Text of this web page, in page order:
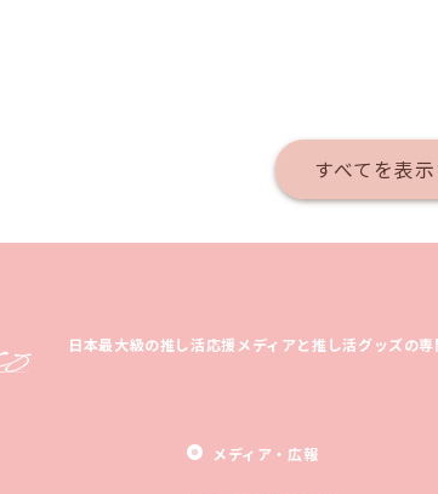
すべてを表
日本最大級の推し活応援メディアと推し活グッズの
メディア・広報